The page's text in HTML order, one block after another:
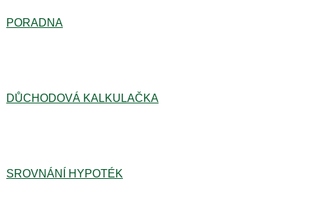
PORADNA
DŮCHODOVÁ KALKULAČKA
SROVNÁNÍ HYPOTÉK